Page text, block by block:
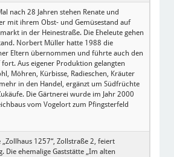
nach 28 Jahren stehen Renate und
mit ihrem Obst- und Gemüsestand auf
in der Heinestraße. Die Eheleute gehen
Norbert Müller hatte 1988 die
Eltern übernommen und führte auch den
Aus eigener Produktion gelangten
Möhren, Kürbisse, Radieschen, Kräuter
in den Handel, ergänzt um Südfrüchte
Die Gärtnerei wurde im Jahr 2000
vom Vogelort zum Pfingsterfeld
„Zollhaus 1257“, Zollstraße 2, feiert
Die ehemalige Gaststätte „Im alten